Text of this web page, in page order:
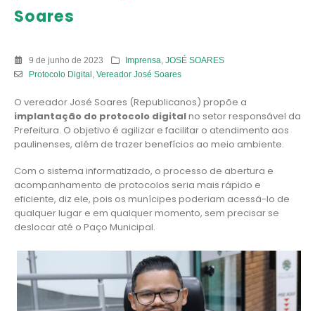
Soares
9 de junho de 2023 Imprensa ,JOSÉ SOARES
Protocolo Digital Vereador José Soares
O vereador José Soares (Republicanos) propõe a
implantação do protocolo digitalno setor responsável da
Prefeitura. O objetivo é agilizar e facilitar o atendimento aos
paulinenses, além de trazer benefícios ao meio ambiente.
Com o sistema informatizado, o processo de abertura e
acompanhamento de protocolos seria mais rápido e
eficiente, diz ele, pois os munícipes poderiam acessá-lo de
qualquer lugar e em qualquer momento, sem precisar se
deslocar até o Paço Municipal.